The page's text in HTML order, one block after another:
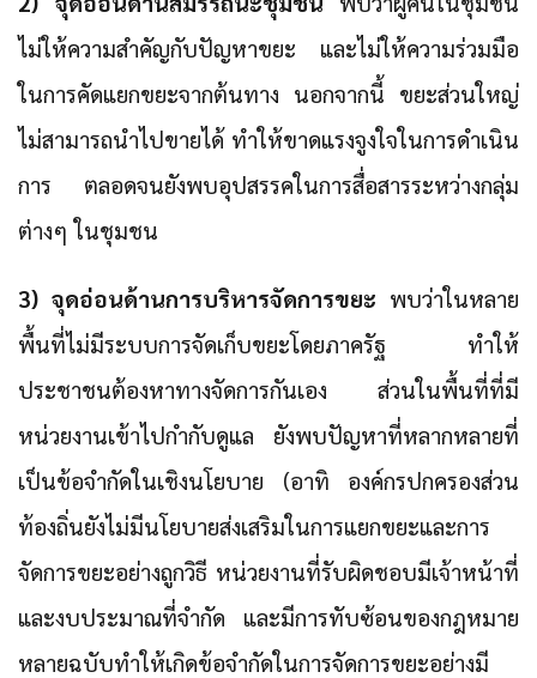
ไม่ให้ความสำคัญกับปัญหาขยะ และไม่ให้ความร่วมมือ
ในการคัดแยกขยะจากต้นทาง นอกจากนี้ ขยะส่วนใหญ่
ไม่สามารถนำไปขายได้ ทำให้ขาดแรงจูงใจในการดำเนิน
การ ตลอดจนยังพบอุปสรรคในการสื่อสารระหว่างกลุ่ม
ต่างๆ ในชุมชน
3) จุดอ่อนด้านการบริหารจัดการขยะ พบว่าในหลาย
พื้นที่ไม่มีระบบการจัดเก็บขยะโดยภาครัฐ ทำให้
ประชาชนต้องหาทางจัดการกันเอง ส่วนในพื้นที่ที่มี
หน่วยงานเข้าไปกำกับดูแล ยังพบปัญหาที่หลากหลายที่
เป็นข้อจำกัดในเชิงนโยบาย (อาทิ องค์กรปกครองส่วน
ท้องถิ่นยังไม่มีนโยบายส่งเสริมในการแยกขยะและการ
จัดการขยะอย่างถูกวิธี หน่วยงานที่รับผิดชอบมีเจ้าหน้าที่
และงบประมาณที่จำกัด และมีการทับซ้อนของกฎหมาย
หลายฉบับทำให้เกิดข้อจำกัดในการจัดการขยะอย่างมี